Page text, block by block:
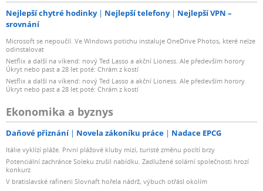
Nejlepší chytré hodinky Nejlepší telefony
Nejlepší VPN –
srovnání
Microsoft se nepoučil. Ve Windows potichu instaluje OneDrive Photos, které nelze
odinstalovat
Netflix a další na víkend: nový Ted Lasso a akční Lioness. Ale především horory
Úkryt nebo past a 28 let poté: Chrám z kostí
Netflix a další na víkend: nový Ted Lasso a akční Lioness. Ale především horory
Úkryt nebo past a 28 let poté: Chrám z kostí
Ekonomika a byznys
Daňové přiznání Novela zákoníku práce Nadace EPCG
Itálie vyklízí pláže. První plážové kluby mizí, turisté změnu pocítí brzy
Potenciální zachránce Soleku zrušil nabídku. Zadlužené solární společnosti hrozí
konkurz
V bratislavské rafinerii Slovnaft hořela nádrž, výbuch otřásl okolím